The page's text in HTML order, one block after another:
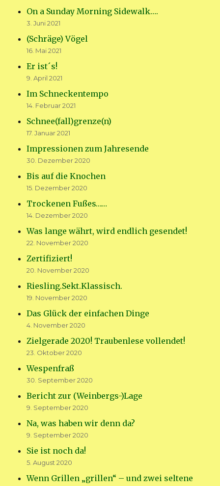
On a Sunday Morning Sidewalk….
3. Juni 2021
(Schräge) Vögel
16. Mai 2021
Er ist´s!
9. April 2021
Im Schneckentempo
14. Februar 2021
Schnee(fall)grenze(n)
17. Januar 2021
Impressionen zum Jahresende
30. Dezember 2020
Bis auf die Knochen
15. Dezember 2020
Trockenen Fußes……
14. Dezember 2020
Was lange währt, wird endlich gesendet!
22. November 2020
Zertifiziert!
20. November 2020
Riesling.Sekt.Klassisch.
19. November 2020
Das Glück der einfachen Dinge
4. November 2020
Zielgerade 2020! Traubenlese vollendet!
23. Oktober 2020
Wespenfraß
30. September 2020
Bericht zur (Weinbergs-)Lage
9. September 2020
Na, was haben wir denn da?
9. September 2020
Sie ist noch da!
5. August 2020
Wenn Grillen „grillen“ – und zwei seltene